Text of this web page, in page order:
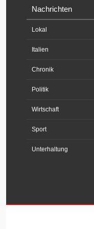
Nachrichten
Lokal
Italien
Chronik
Politik
Wirtschaft
Sport
Unterhaltung